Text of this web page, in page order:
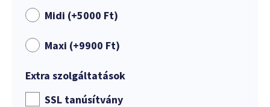
Midi (+5000 Ft)
Maxi (+9900 Ft)
Extra szolgáltatások
SSL tanúsítvány